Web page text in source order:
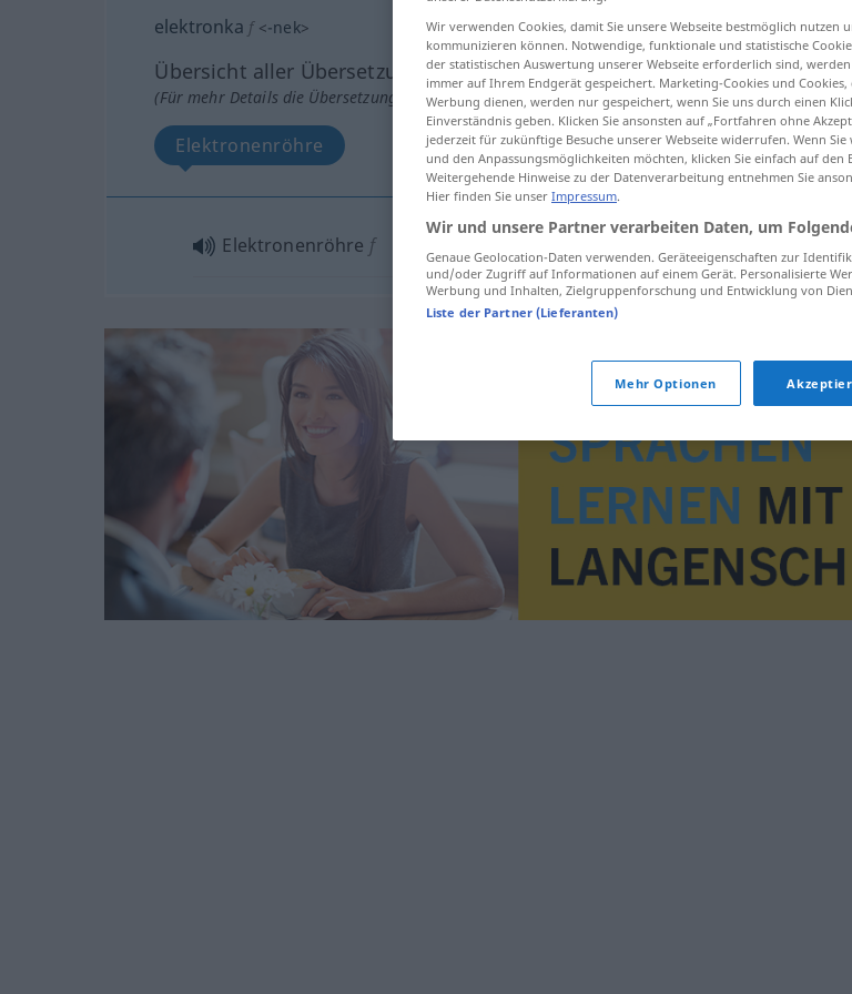
elektronka f <-nek>
Übersicht aller Übersetzungen
(Für mehr Details die Übersetzung anklicken/antippen)
Elektronenröhre
Elektronenröhre f
Wir verwenden Cookies, damit Sie unsere Webseite bestmöglich nutzen
kommunizieren können. Notwendige, funktionale und statistische
der statistischen Auswertung unserer Webseite erforderlich sind,
immer auf Ihrem Endgerät gespeichert. Marketing-Cookies und
Werbung dienen, werden nur gespeichert, wenn Sie uns durch einen
Einverständnis geben. Klicken Sie ansonsten auf „Fortfahren ohne
jederzeit für zukünftige Besuche unserer Webseite widerrufen. Wenn
und den Anpassungsmöglichkeiten möchten, klicken Sie einfach auf den
Weitergehende Hinweise zu der Datenverarbeitung entnehmen Sie
Hier finden Sie unser Impressum.
Wir und unsere Partner verarbeiten Daten, um
Genaue Geolocation-Daten verwenden. Geräteeigenschaften zur
und/oder Zugriff auf Informationen auf einem Gerät. Personalisierte
Werbung und Inhalten, Zielgruppenforschung und Entwicklung von
Liste der Partner (Lieferanten)
Mehr Optionen